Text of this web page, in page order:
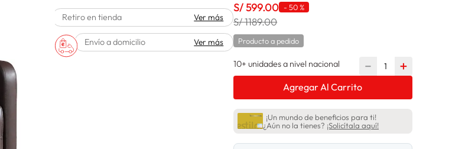
Retiro en tienda Ver más
Envío a domicilio Ver más
S/599.00 -50 %
S/ 1189.00
Producto a pedido
10+ unidades a nivel nacional ＋
－
Agregar Al Carrito
¡Un mundo de beneficios para ti!
¿Aún no la tienes? ¡Solicítala aquí!